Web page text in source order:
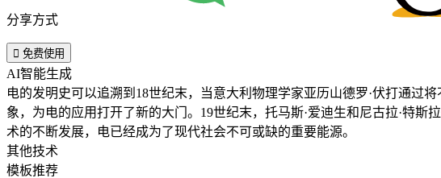
分享方式
 免费使用
AI智能生成
电的发明史可以追溯到18世纪末，当意大利物理学家亚历山德罗·伏打通过
象，为电的应用打开了新的大门。19世纪末，托马斯·爱迪生和尼古拉·特
术的不断发展，电已经成为了现代社会不可或缺的重要能源。
其他技术
模板推荐